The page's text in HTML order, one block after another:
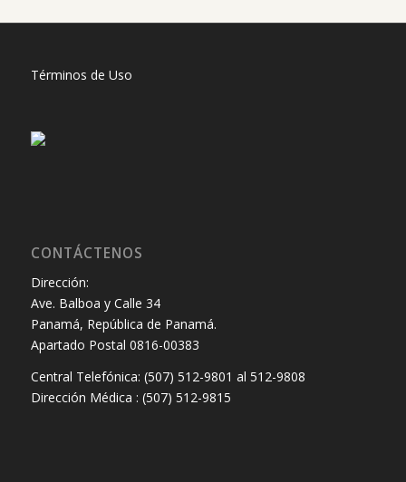
Términos de Uso
CONTÁCTENOS
Dirección:
Ave. Balboa y Calle 34
Panamá, República de Panamá.
Apartado Postal 0816-00383
Central Telefónica: (507) 512-9801 al 512-9808
Dirección Médica : (507) 512-9815